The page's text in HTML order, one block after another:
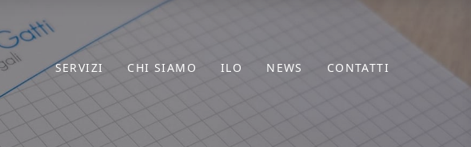
SERVIZI CHI SIAMO ILO NEWS CONTATTI